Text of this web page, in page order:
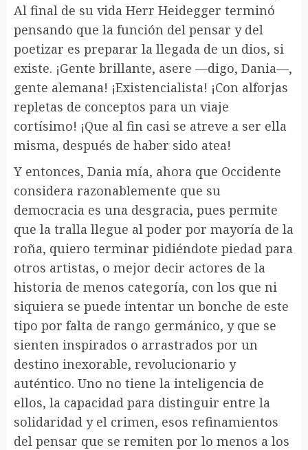
Al final de su vida Herr Heidegger terminó
pensando que la función del pensar y del
poetizar es preparar la llegada de un dios, si
existe. ¡Gente brillante, asere —digo, Dania—,
gente alemana! ¡Existencialista! ¡Con alforjas
repletas de conceptos para un viaje
cortísimo! ¡Que al fin casi se atreve a ser ella
misma, después de haber sido atea!
Y entonces, Dania mía, ahora que Occidente
considera razonablemente que su
democracia es una desgracia, pues permite
que la tralla llegue al poder por mayoría de la
roña, quiero terminar pidiéndote piedad para
otros artistas, o mejor decir actores de la
historia de menos categoría, con los que ni
siquiera se puede intentar un bonche de este
tipo por falta de rango germánico, y que se
sienten inspirados o arrastrados por un
destino inexorable, revolucionario y
auténtico. Uno no tiene la inteligencia de
ellos, la capacidad para distinguir entre la
solidaridad y el crimen, esos refinamientos
del pensar que se remiten por lo menos a los